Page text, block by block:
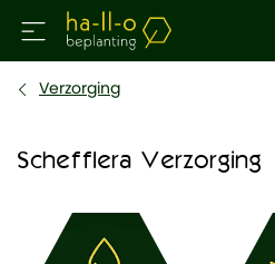
Verzorging
Schefflera Verzorging